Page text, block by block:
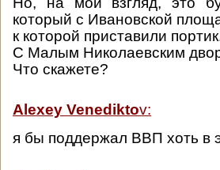
который с Ивановской
к которой приставили
С Малым Николаевским
Что скажете?
Alexey Venediktov:
я бы поддержал ВВП хоть в